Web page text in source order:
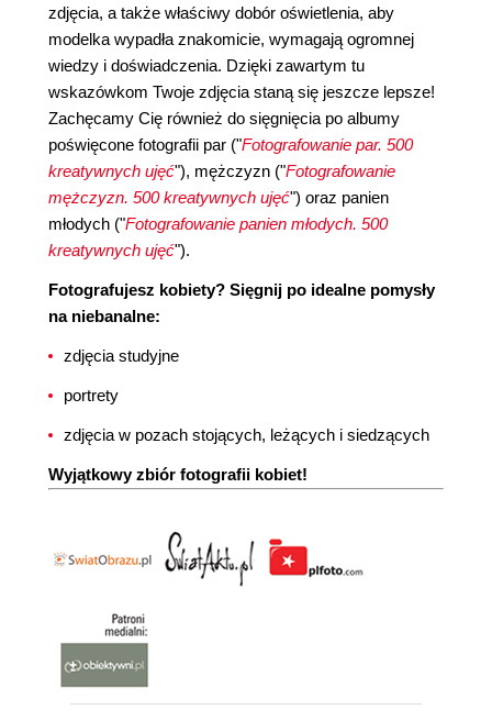
zdjęcia, a także właściwy dobór oświetlenia, aby
modelka wypadła znakomicie, wymagają ogromnej
wiedzy i doświadczenia. Dzięki zawartym tu
wskazówkom Twoje zdjęcia staną się jeszcze lepsze!
Zachęcamy Cię również do sięgnięcia po albumy
poświęcone fotografii par ("Fotografowanie par. 500
kreatywnych ujęć"), mężczyzn ("Fotografowanie
mężczyzn. 500 kreatywnych ujęć") oraz panien
młodych ("Fotografowanie panien młodych. 500
kreatywnych ujęć").
Fotografujesz kobiety? Sięgnij po idealne pomysły
na niebanalne:
zdjęcia studyjne
portrety
zdjęcia w pozach stojących, leżących i siedzących
Wyjątkowy zbiór fotografii kobiet!